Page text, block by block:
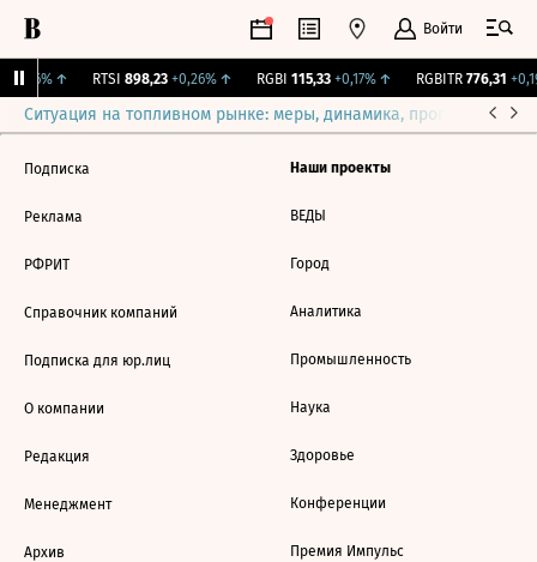
Войти
+0,26%↑ RTSI 898,23 +0,26%↑ RGBI 115,33 +0,17%↑ RGBITR 776,31
Ситуация на топливном рынке: меры, динамика, прогнозы
Подписка
Реклама
РФРИТ
Справочник компаний
Подписка для юр.лиц
О компании
Редакция
Менеджмент
Архив
Наши проекты
ВЕДЫ
Город
Аналитика
Промышленность
Наука
Здоровье
Конференции
Премия Импульс